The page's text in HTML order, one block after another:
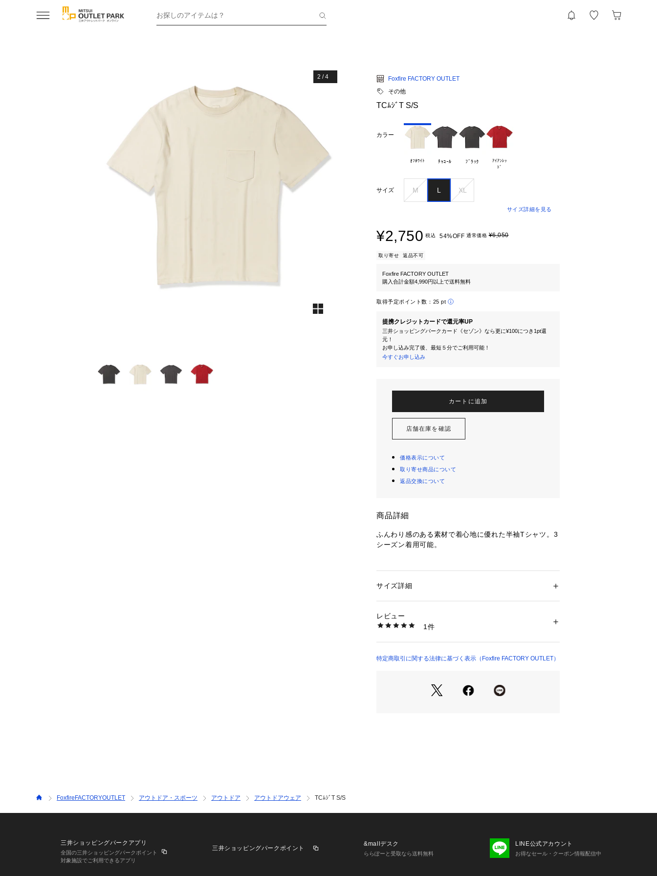
お探しのアイテムは？
2 /4
Foxfire FACTORY OUTLET
その他
TCﾑｼﾞT S/S
カラー
ｵﾌﾎﾜｲﾄ ﾁｬｺｰﾙ ﾌﾞﾗｯｸ
ｱｲｱﾝﾚｯ
サイズ M L XL
サイズ詳細を見る
¥2,750 税込 54%OFF 通常価格¥6,050
取り寄せ 返品不可
Foxfire FACTORY OUTLET
購入合計金額4,990円以上で送料無料
取得予定ポイント数： 25 pt
提携クレジットカードで還元率UP
三井ショッピングパークカード《セゾン》なら更に¥100につき1pt還
元！
お申し込み完了後、最短５分でご利用可能！
今すぐお申し込み
カートに追加
店舗在庫を確認
価格表示について
取り寄せ商品について
返品交換について
商品詳細
ふんわり感のある素材で着心地に優れた半袖Tシャツ。3
シーズン着用可能。
カテゴリー：
素材：Fabric:綿52%･ポリエステル48%
商品番号：
7815502 （ショップ）
サイズ詳細
レビュー
1件
特定商取引に関する法律に基づく表示（Foxfire FACTORY OUTLET）
FoxfireFACTORYOUTLET アウトドア・スポーツ アウトドア アウトドアウェア TCﾑｼﾞT S/S
三井ショッピングパークアプリ
全国の三井ショッピングパークポイント
対象施設でご利用できるアプリ
三井ショッピングパークポイント
&mallデスク
ららぽーと受取なら送料無料
LINE公式アカウント
お得なセール・クーポン情報配信中